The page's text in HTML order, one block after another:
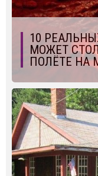
10
МОЖЕТ
ПОЛЁТЕ НА